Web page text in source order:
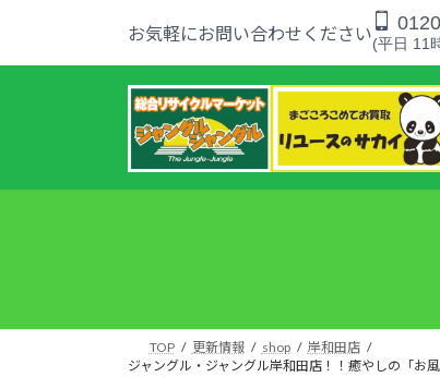
テ
キ
ゲ
に
お気軽にお問い合わせください(平日 11
TOP 更新情報 shop
岸和田店
ジャングル・ジャングル岸和田店！！癒やしの「お